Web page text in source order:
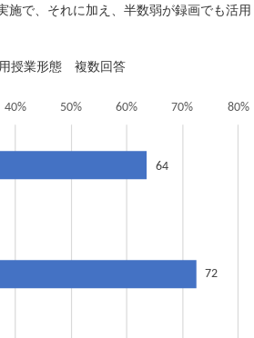
施で、それに加え、半数弱が録画でも活用
授業形態 複数回答